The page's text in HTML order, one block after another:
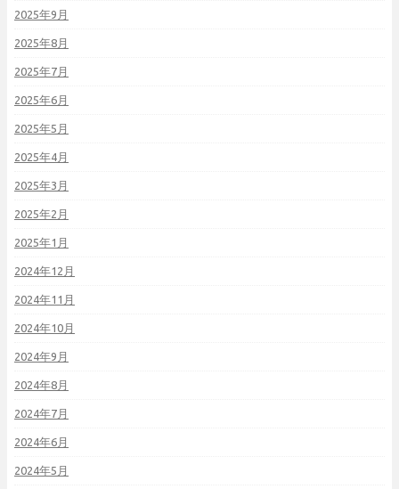
2025年9月
2025年8月
2025年7月
2025年6月
2025年5月
2025年4月
2025年3月
2025年2月
2025年1月
2024年12月
2024年11月
2024年10月
2024年9月
2024年8月
2024年7月
2024年6月
2024年5月